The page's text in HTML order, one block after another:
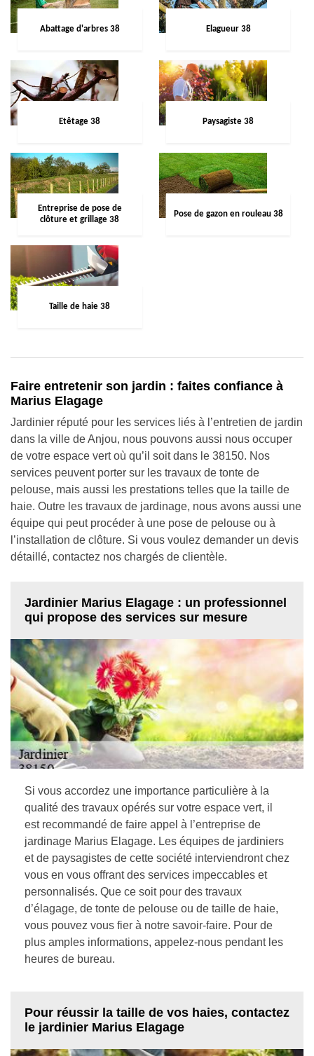
Abattage d'arbres 38 Elagueur 38
Etêtage 38 Paysagiste 38
Entreprise de pose de
clôture et grillage 38
Pose de gazon en rouleau 38
Taille de haie 38
Faire entretenir son jardin : faites confiance à
Marius Elagage
Jardinier réputé pour les services liés à l’entretien de jardin
dans la ville de Anjou, nous pouvons aussi nous occuper
de votre espace vert où qu’il soit dans le 38150. Nos
services peuvent porter sur les travaux de tonte de
pelouse, mais aussi les prestations telles que la taille de
haie. Outre les travaux de jardinage, nous avons aussi une
équipe qui peut procéder à une pose de pelouse ou à
l’installation de clôture. Si vous voulez demander un devis
détaillé, contactez nos chargés de clientèle.
Jardinier Marius Elagage : un professionnel
qui propose des services sur mesure
Si vous accordez une importance particulière à la
qualité des travaux opérés sur votre espace vert, il
est recommandé de faire appel à l’entreprise de
jardinage Marius Elagage. Les équipes de jardiniers
et de paysagistes de cette société interviendront chez
vous en vous offrant des services impeccables et
personnalisés. Que ce soit pour des travaux
d’élagage, de tonte de pelouse ou de taille de haie,
vous pouvez vous fier à notre savoir-faire. Pour de
plus amples informations, appelez-nous pendant les
heures de bureau.
Pour réussir la taille de vos haies, contactez
le jardinier Marius Elagage